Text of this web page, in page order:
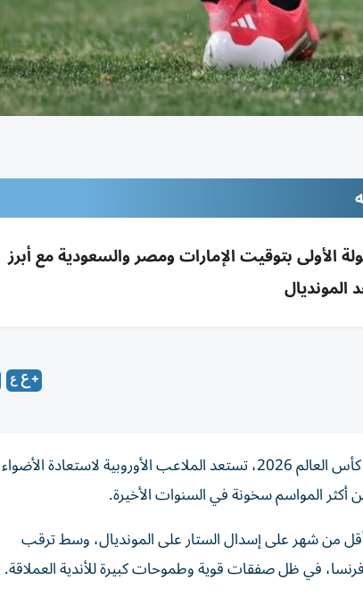
الأوروبية 2026-2027 وتفاصيل الجولة الأولى بتوقيت الإمارات ومصر والسعودية مع أبرز
المونديال
بعد 38 يوماً من المتعة والإثارة التي عاشها عشاق كرة القدم مع منافسات كأس العالم 2026، تستعد الملاعب الأوروبية لاستعادة الأضواء
أقل من شهر على إسدال الستار على المونديال، وسط ترقب
في ظل صفقات قوية وطموحات كبيرة للأندية العملاقة.